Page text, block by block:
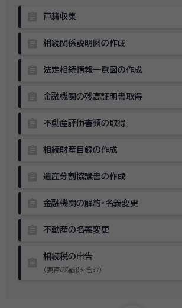
戸籍収集
相続関係説明図の作成
法定相続情報一覧図の作成
金融機関の残高証明書取得
不動産評価書類の取得
相続財産目録の作成
遺産分割協議書の作成
金融機関の解約・名義変更
不動産の名義変更
相続税の申告
（要否の確認を含む）